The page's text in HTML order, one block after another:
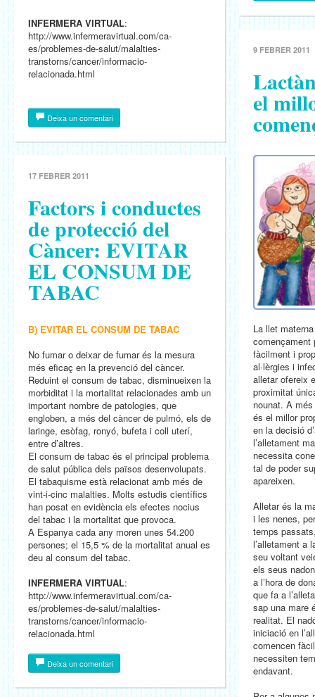
INFERMERA VIRTUAL:
http://www.infermeravirtual.com/ca-
es/problemes-de-salut/malalties-
transtorns/cancer/informacio-
relacionada.html
Deixa un comentari
17 FEBRER 2011
Factors i conductes
de protecció del
Càncer: EVITAR
EL CONSUM DE
TABAC
B) EVITAR EL CONSUM DE TABAC
No fumar o deixar de fumar és la mesura
més eficaç en la prevenció del càncer.
Reduint el consum de tabac, disminueixen la
morbiditat i la mortalitat relacionades amb un
important nombre de patologies, que
engloben, a més del càncer de pulmó, els de
laringe, esòfag, ronyó, bufeta i coll uterí,
entre d’altres.
El consum de tabac és el principal problema
de salut pública dels països desenvolupats.
El tabaquisme està relacionat amb més de
vint-i-cinc malalties. Molts estudis científics
han posat en evidència els efectes nocius
del tabac i la mortalitat que provoca.
A Espanya cada any moren unes 54.200
persones; el 15,5 % de la mortalitat anual es
deu al consum del tabac.
INFERMERA VIRTUAL:
http://www.infermeravirtual.com/ca-
es/problemes-de-salut/malalties-
transtorns/cancer/informacio-
relacionada.html
Deixa un comentari
9 FEBRER 2011
el
La llet
començament
fàcilment i
al·lèrgies i
alletar ofereix
proximitat
nounat. A
és el millor
en la decisió
l’alletament
necessita
tal de poder
apareixen.
Alletar és la
i les nenes,
temps
l’alletament a
seu voltant
els seus
a l’hora de
que fa a
sap una mare
realitat. El
iniciació en
comencen
necessiten
endavant.